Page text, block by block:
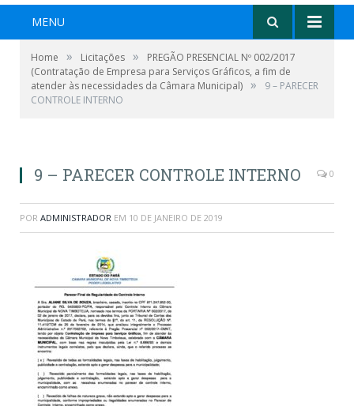
MENU
Home » Licitações »
PREGÃO PRESENCIAL Nº 002/2017
(Contratação de Empresa para Serviços Gráficos, a fim de
atender às necessidades da Câmara Municipal) »
9 – PARECER
CONTROLE INTERNO
9 – PARECER CONTROLE INTERNO 0
POR ADMINISTRADOR EM 10 DE JANEIRO DE 2019